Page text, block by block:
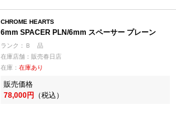
CHROME HEARTS
6mm SPACER PLN/6mm スペーサー プレーン
ランク：Ｂ 品
在庫店舗：販売春日店
在庫： 在庫あり
販売価格
78,000円 （税込）